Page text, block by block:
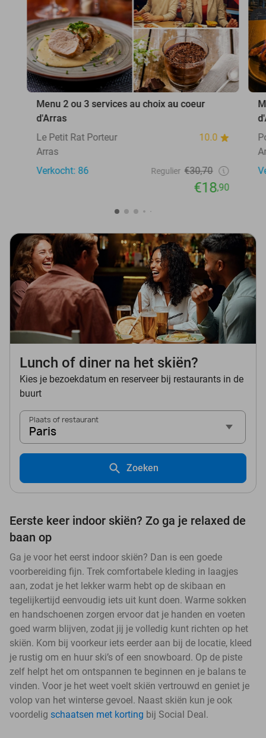
Menu 2 ou 3 services au choix au coeur
d'Arras
Le Petit Rat Porteur
10.0
Arras
Verkocht: 86
Regulier €30,70
€18,90
Lunch of diner na het skiën?
Kies je bezoekdatum en reserveer bij restaurants in de
buurt
Plaats of restaurant
Paris
Zoeken
Eerste keer indoor skiën? Zo ga je relaxed de
baan op
Ga je voor het eerst indoor skiën? Dan is een goede
voorbereiding fijn. Trek comfortabele kleding in laagjes
aan, zodat je het lekker warm hebt op de skibaan en
tegelijkertijd eenvoudig iets uit kunt doen. Warme sokken
en handschoenen zorgen ervoor dat je handen en voeten
goed warm blijven, zodat jij je volledig kunt richten op het
skiën. Kom bij voorkeur iets eerder aan bij de locatie, kleed
je rustig om en huur ski’s of een snowboard. Op de piste
zelf helpt het om ontspannen te beginnen en je balans te
vinden. Voor je het weet voelt skiën vertrouwd en geniet je
volop van het winterse gevoel. Naast skiën kun je ook
voordelig schaatsen met korting bij Social Deal.